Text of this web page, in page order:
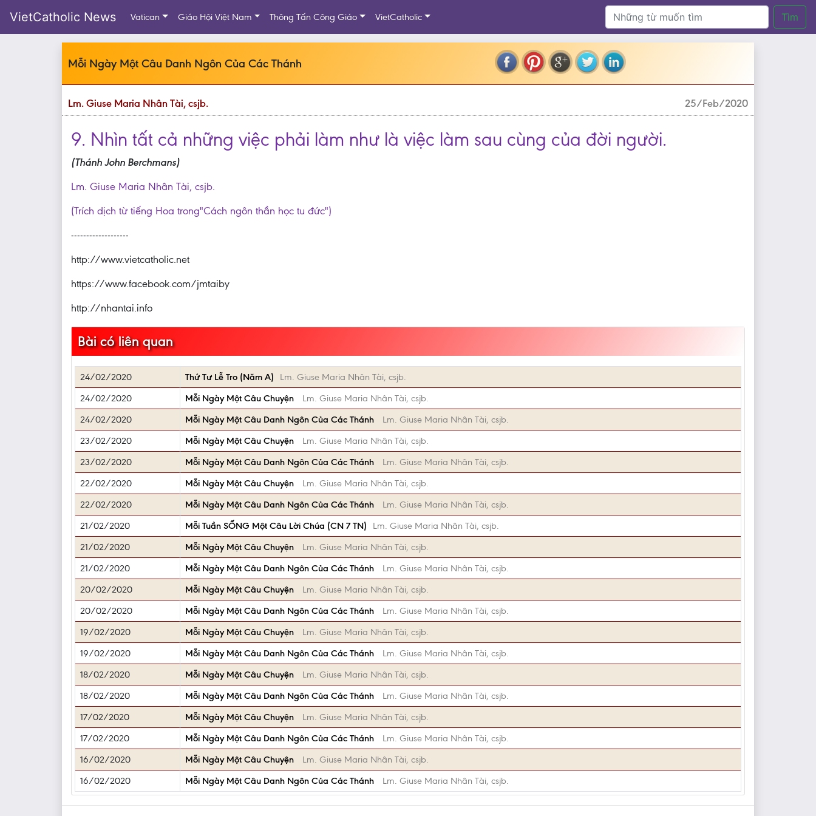
VietCatholic News Vatican Giáo Hội Việt Nam Thông Tấn Công Giáo VietCatholic Tìm
Mỗi Ngày Một Câu Danh Ngôn Của Các Thánh
Lm. Giuse Maria Nhân Tài, csjb. 25/Feb/2020
9. Nhìn tất cả những việc phải làm như là việc làm sau cùng của đời người.
(Thánh John Berchmans)
Lm. Giuse Maria Nhân Tài, csjb.
(Trích dịch từ tiếng Hoa trong"Cách ngôn thần học tu đức")
-------------------
http://www.vietcatholic.net
https://www.facebook.com/jmtaiby
http://nhantai.info
Bài có liên quan
24/02/2020 Thứ Tư Lễ Tro (Năm A)
Lm. Giuse Maria Nhân Tài, csjb.
24/02/2020
Mỗi Ngày Một Câu Chuyện
Lm. Giuse Maria Nhân Tài, csjb.
24/02/2020
Mỗi Ngày Một Câu Danh Ngôn Của Các Thánh
Lm. Giuse Maria Nhân Tài, csjb.
23/02/2020
Mỗi Ngày Một Câu Chuyện
Lm. Giuse Maria Nhân Tài, csjb.
23/02/2020
Mỗi Ngày Một Câu Danh Ngôn Của Các Thánh
Lm. Giuse Maria Nhân Tài, csjb.
22/02/2020
Mỗi Ngày Một Câu Chuyện
Lm. Giuse Maria Nhân Tài, csjb.
22/02/2020
Mỗi Ngày Một Câu Danh Ngôn Của Các Thánh
Lm. Giuse Maria Nhân Tài, csjb.
21/02/2020
Mỗi Tuần SỐNG Một Câu Lời Chúa (CN 7 TN)
Lm. Giuse Maria Nhân Tài, csjb.
21/02/2020
Mỗi Ngày Một Câu Chuyện
Lm. Giuse Maria Nhân Tài, csjb.
21/02/2020
Mỗi Ngày Một Câu Danh Ngôn Của Các Thánh
Lm. Giuse Maria Nhân Tài, csjb.
20/02/2020
Mỗi Ngày Một Câu Chuyện
Lm. Giuse Maria Nhân Tài, csjb.
20/02/2020
Mỗi Ngày Một Câu Danh Ngôn Của Các Thánh
Lm. Giuse Maria Nhân Tài, csjb.
19/02/2020
Mỗi Ngày Một Câu Chuyện
Lm. Giuse Maria Nhân Tài, csjb.
19/02/2020
Mỗi Ngày Một Câu Danh Ngôn Của Các Thánh
Lm. Giuse Maria Nhân Tài, csjb.
18/02/2020
Mỗi Ngày Một Câu Chuyện
Lm. Giuse Maria Nhân Tài, csjb.
18/02/2020
Mỗi Ngày Một Câu Danh Ngôn Của Các Thánh
Lm. Giuse Maria Nhân Tài, csjb.
17/02/2020
Mỗi Ngày Một Câu Chuyện
Lm. Giuse Maria Nhân Tài, csjb.
17/02/2020
Mỗi Ngày Một Câu Danh Ngôn Của Các Thánh
Lm. Giuse Maria Nhân Tài, csjb.
16/02/2020
Mỗi Ngày Một Câu Chuyện
Lm. Giuse Maria Nhân Tài, csjb.
16/02/2020
Mỗi Ngày Một Câu Danh Ngôn Của Các Thánh Lm. Giuse Maria Nhân Tài, csjb.